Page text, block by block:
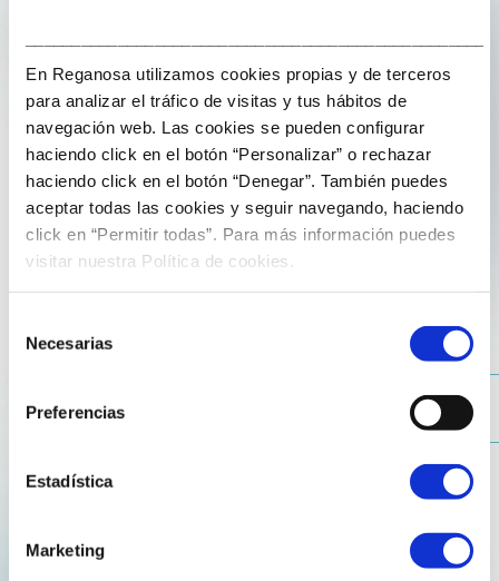
En Reganosa utilizamos cookies propias y de terceros
para analizar el tráfico de visitas y tus hábitos de
navegación web. Las cookies se pueden configurar
haciendo click en el botón “Personalizar” o rechazar
haciendo click en el botón “Denegar”. También puedes
aceptar todas las cookies y seguir navegando, haciendo
click en “Permitir todas”. Para más información puedes
visitar nuestra Política de cookies.
Necesarias
Preferencias
Estadística
Marketing
4 de June de 2025
The search for greater security in energy
supply triggers a surge in combined cycle
activity
security, combined cycle power plants have
national energy mix. Specifically, in May they generated
68% more electricity than in the same month in 2024.
Since the failure of the general grid, the Spanish
with greater security and diversification. Power plants
of this type covered 15.7% of generation throughout